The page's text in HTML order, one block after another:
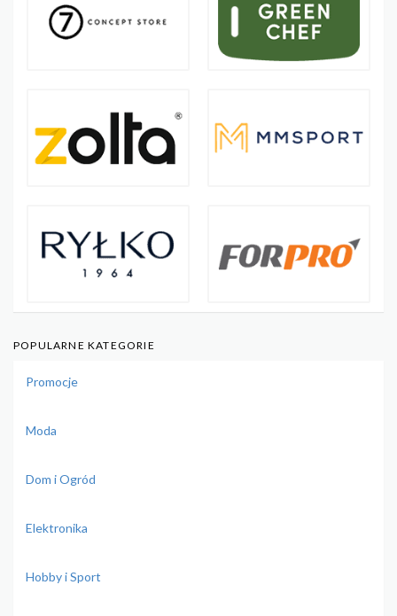
POPULARNE KATEGORIE
Promocje
Moda
Dom i Ogród
Elektronika
Hobby i Sport